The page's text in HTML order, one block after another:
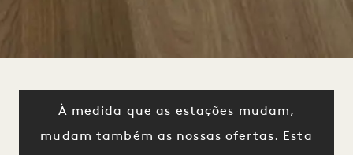
À medida que as estações mudam,
mudam também as nossas ofertas. Esta